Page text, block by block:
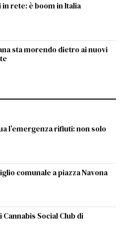
rete: è boom in Italia
sta morendo dietro ai nuovi
l’emergenza rifiuti: non solo
comunale a piazza Navona
Cannabis Social Club di